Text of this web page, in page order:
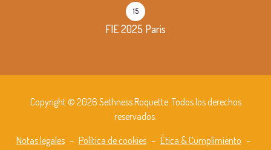
FIE 2025 Paris
15
Copyright © 2026 Sethness Roquette. Todos los derechos
reservados.
Notas legales– Política de cookies– Ética & Cumplimiento –